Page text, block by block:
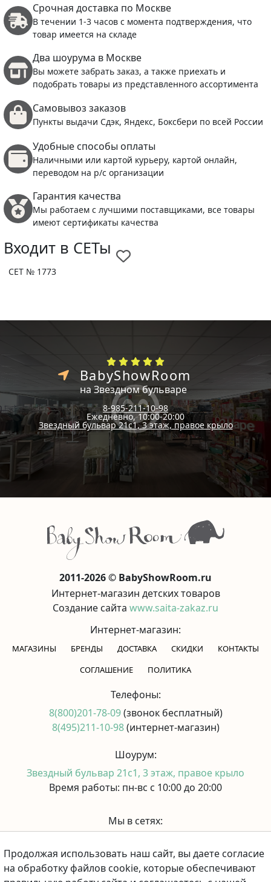
Срочная доставка по Москве
В течении 1-3 часов с момента подтверждения, что
товар имеется на складе
Два шоурума в Москве
Вы можете забрать заказ, а также приехать и
подобрать товары из представленного ассортимента
Самовывоз заказов
Пункты выдачи Сдэк, Яндекс, Боксбери по всей России
Удобные способы оплаты
Наличными или картой курьеру, картой онлайн,
переводом на р/с организации
Гарантия качества
Мы работаем с лучшими поставщиками, все товары
имеют сертификаты качества
Входит в СЕТы
СЕТ № 1773
BabyShowRoom
на Звездном бульваре
8-985-211-10-98
Ежедневно, 10:00-20:00
Звездный бульвар 21с1, 3 этаж, правое крыло
2011-2026 © BabyShowRoom.ru
Интернет-магазин детских товаров
Создание сайта www.saita-zakaz.ru
Интернет-магазин:
МАГАЗИНЫ БРЕНДЫ ДОСТАВКА СКИДКИ
КОНТАКТЫ
CОГЛАШЕНИЕ
ПОЛИТИКА
Телефоны:
8(800)201-78-09(звонок бесплатный)
8(495)211-10-98(интернет-магазин)
Шоурум:
Звездный бульвар 21с1, 3 этаж, правое крыло
Время работы: пн-вс с 10:00 до 20:00
Мы в сетях:
Принимаем к оплате:
Продолжая использовать наш сайт, вы даете согласие
на обработку файлов cookie, которые обеспечивают